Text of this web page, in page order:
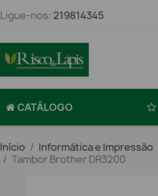
Ligue-nos: 219814345
CATÁLOGO
Início Informática e Impressão
Tambor Brother DR3200